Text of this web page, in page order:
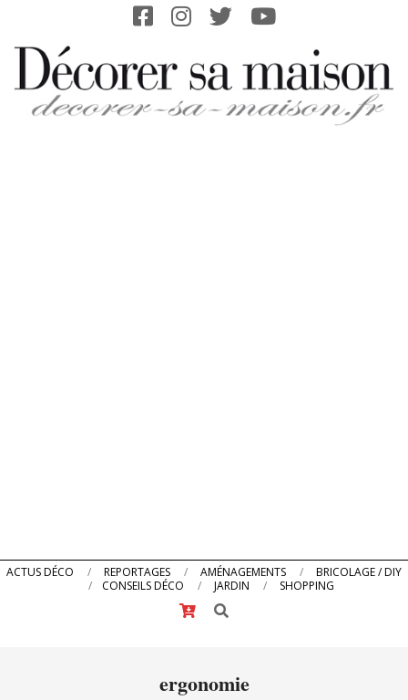
content
Primary
ACTUS DÉCO REPORTAGES AMÉNAGEMENTS
BRICOLAGE / DIY
CONSEILS DÉCO
JARDIN
SHOPPING
Search
ergonomie